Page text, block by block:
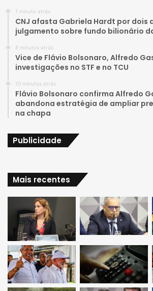
b
e
a
g
r
m
1 minuto atrás
CNJ afasta Gabriela Hardt por dois
julgamento sobre fundo bilionário
8 minutos atrás
Vice de Flávio Bolsonaro, Alfredo
investigações no STF e no TCU
10 minutos atrás
Flávio Bolsonaro confirma Alfredo
abandona estratégia de ampliar
na chapa
Publicidade
Mais recentes